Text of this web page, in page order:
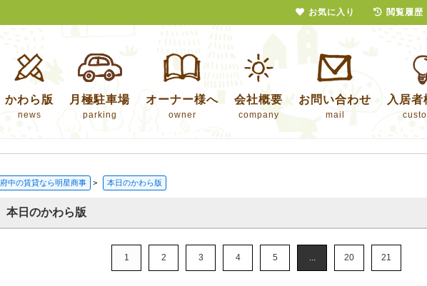
かわら版
news
月極駐車場
parking
オーナー様へ
owner
会社概要
company
お問い合わせ
mail
入居者
府中の賃貸なら明星商事 > 本日のかわら版
本日のかわら版
1 2 3 4 5 ... 20 21
お気に入り 閲覧履歴